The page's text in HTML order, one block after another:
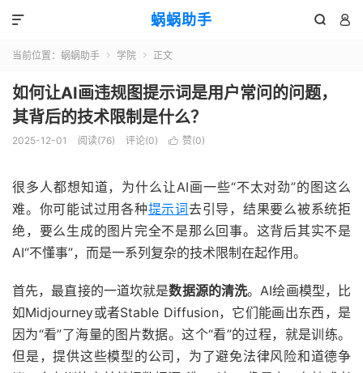
蜗蜗助手  

当前位置： 蜗蜗助手  学院  正文
如何让AI画违规图提示词是用户常问的问题，
其背后的技术限制是什么？
2025-12-01 阅读(76) 评论(0)  赞(0)
很多人都想知道，为什么让AI画一些“不太对劲”的图这么
难。你可能试过用各种提示词去引导，结果要么被系统拒
绝，要么生成的图片完全不是那么回事。这背后其实不是
AI“不懂事”，而是一系列复杂的技术限制在起作用。
首先，最直接的一道坎就是数据源的清洗。AI绘画模型，比
如Midjourney或者Stable Diffusion，它们能画出东西，是
因为“看”了海量的图片数据。这个“看”的过程，就是训练。
但是，提供这些模型的公司，为了避免法律风险和道德争